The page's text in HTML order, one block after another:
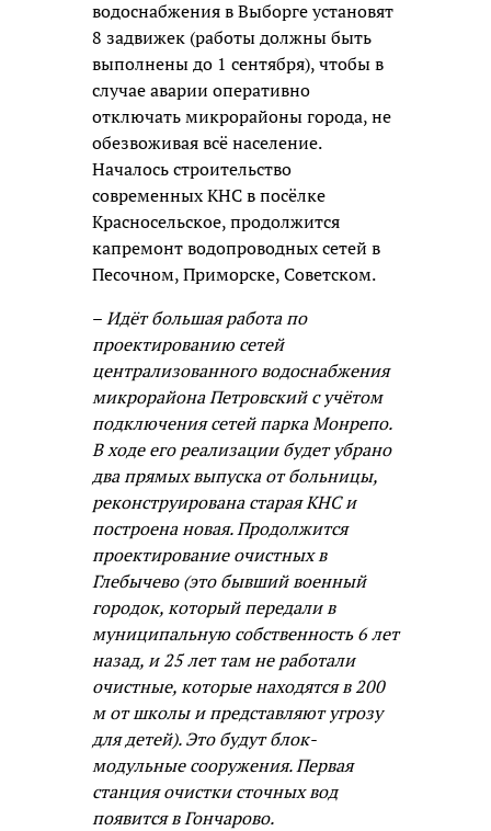
водоснабжения в Выборге установят
8 задвижек (работы должны быть
выполнены до 1 сентября), чтобы в
случае аварии оперативно
отключать микрорайоны города, не
обезвоживая всё население.
Началось строительство
современных КНС в посёлке
Красносельское, продолжится
капремонт водопроводных сетей в
Песочном, Приморске, Советском.
–Идёт большая работа по
проектированию сетей
централизованного водоснабжения
микрорайона Петровский с учётом
подключения сетей парка Монрепо.
В ходе его реализации будет убрано
два прямых выпуска от больницы,
реконструирована старая КНС и
построена новая. Продолжится
проектирование очистных в
Глебычево (это бывший военный
городок, который передали в
муниципальную собственность 6 лет
назад, и 25 лет там не работали
очистные, которые находятся в 200
м от школы и представляют угрозу
для детей). Это будут блок-
модульные сооружения. Первая
станция очистки сточных вод
появится в Гончарово.